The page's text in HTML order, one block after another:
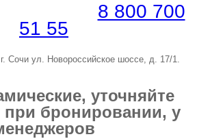
8 800 700
51 55
Сочи ул. Новороссийское шоссе, д. 17/1.
уточняйте
при бронировании, у